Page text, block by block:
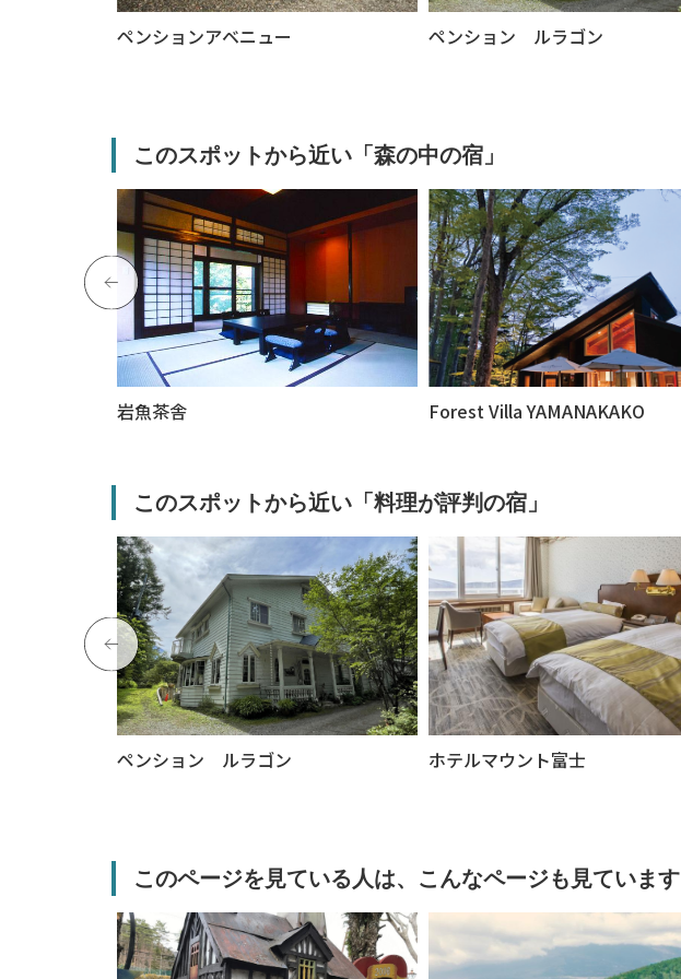
ペンションアベニュー ペンション ルラゴン
このスポットから近い「森の中の宿」
岩魚茶舎 Forest Villa YAMANAKAKO
このスポットから近い「料理が評判の宿」
ペンション ルラゴン ホテルマウント富士
このページを見ている人は、こんなページも見ています